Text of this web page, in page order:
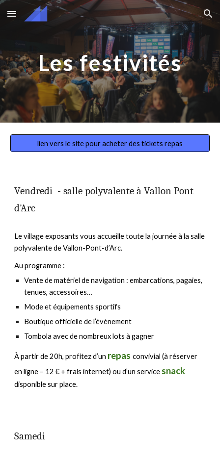
Skip to main content Skip to navigation
Les festivités
lien vers le site pour acheter des tickets repas
Vendredi - salle polyvalente à Vallon Pont
d'Arc
Le village exposants vous accueille toute la journée à la salle
polyvalente de Vallon-Pont-d’Arc.
Au programme :
Vente de matériel de navigation : embarcations, pagaies,
tenues, accessoires…
Mode et équipements sportifs
Boutique officielle de l’événement
Tombola avec de nombreux lots à gagner
À partir de 20h, profitez d’un repasconvivial (à réserver
en ligne – 12 € + frais internet) ou d’un service snack
disponible sur place.
Samedi